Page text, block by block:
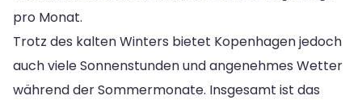
pro Monat.
Trotz des kalten Winters bietet Kopenhagen jedoch
auch viele Sonnenstunden und angenehmes Wetter
während der Sommermonate. Insgesamt ist das